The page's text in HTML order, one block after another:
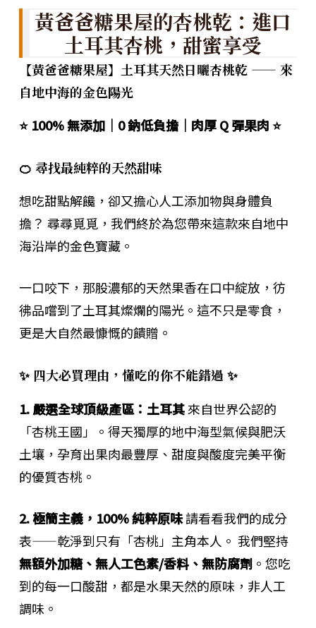
黃爸爸糖果屋的杏桃乾：進口
土耳其杏桃，甜蜜享受
【黃爸爸糖果屋】土耳其天然日曬杏桃乾 —— 來
自地中海的金色陽光
⭐ 100% 無添加｜0 鈉低負擔｜肉厚 Q 彈果肉 ⭐
🍊 尋找最純粹的天然甜味
想吃甜點解饞，卻又擔心人工添加物與身體負
擔？ 尋尋覓覓，我們終於為您帶來這款來自地中
海沿岸的金色寶藏。
一口咬下，那股濃郁的天然果香在口中綻放，彷
彿品嚐到了土耳其燦爛的陽光。這不只是零食，
更是大自然最慷慨的饋贈。
✨ 四大必買理由，懂吃的你不能錯過 ✨
1. 嚴選全球頂級產區：土耳其來自世界公認的
「杏桃王國」。得天獨厚的地中海型氣候與肥沃
土壤，孕育出果肉最豐厚、甜度與酸度完美平衡
的優質杏桃。
2. 極簡主義，100% 純粹原味請看看我們的成分
表——乾淨到只有「杏桃」主角本人。 我們堅持
無額外加糖、無人工色素/香料、無防腐劑。您吃
到的每一口酸甜，都是水果天然的原味，非人工
調味。